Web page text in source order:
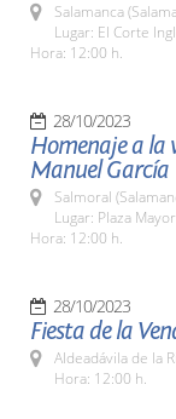
Salamanca
Lugar: El Corte
Hora: 12:00 h.
28/10/2023
Homenaje a la
Manuel García
Salmoral
Lugar: Plaza Mayor
Hora: 12:00 h.
28/10/2023
Fiesta de la
Aldeadávila de la
Hora: 12:00 h.